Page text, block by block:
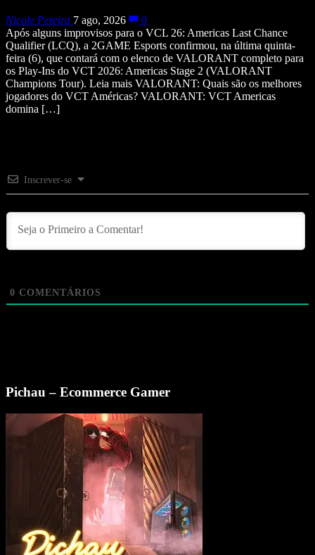
Nicole Pereira 7 ago, 2026
0
Após alguns improvisos para o VCL 26: Americas Last Chance
Qualifier (LCQ), a 2GAME Esports confirmou, na última quinta-
feira (6), que contará com o elenco de VALORANT completo para
os Play-Ins do VCT 2026: Americas Stage 2 (VALORANT
Champions Tour). Leia mais VALORANT: Quais são os melhores
jogadores do VCT Américas? VALORANT: VCT Americas
domina […]
Inscrever-se
0 COMENTÁRIOS
Pichau – Ecommerce Gamer